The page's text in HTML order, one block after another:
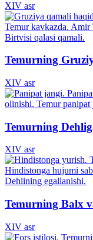
XIV asr
Temurning
XIV asr
Temurning
XIV asr
Temurning Balx
XIV asr